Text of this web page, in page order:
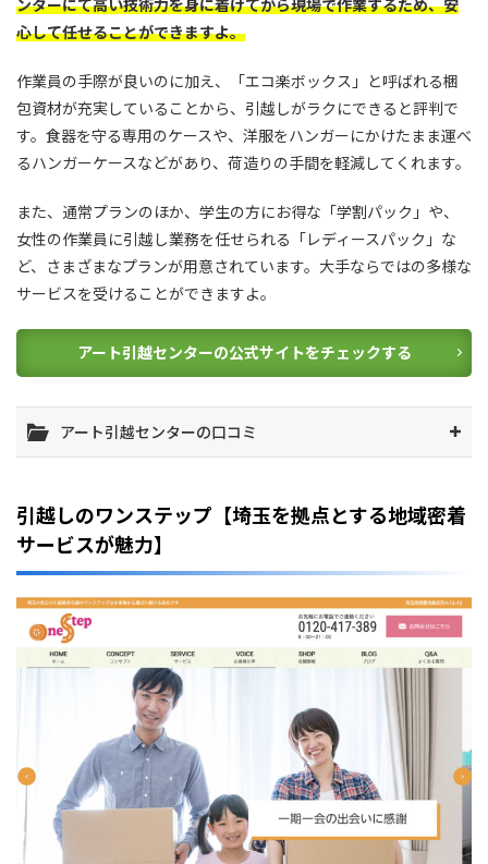
ンターにて高い技術力を身に着けてから現場で作業するため、安
心して任せることができますよ。
作業員の手際が良いのに加え、「エコ楽ボックス」と呼ばれる梱
包資材が充実していることから、引越しがラクにできると評判で
す。食器を守る専用のケースや、洋服をハンガーにかけたまま運べ
るハンガーケースなどがあり、荷造りの手間を軽減してくれます。
また、通常プランのほか、 学生の方にお得な「学割パック」や、
女性の作業員に引越し業務を任せられる「レディースパック」な
ど、さまざまなプランが用意されています。大手ならではの多様な
サービスを受けることができますよ。
アート引越センターの公式サイトをチェックする
アート引越センターの口コミ
引越しのワンステップ【埼玉を拠点とする地域密着
サービスが魅力】